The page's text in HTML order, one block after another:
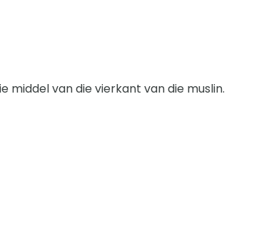
middel van die vierkant van die muslin.